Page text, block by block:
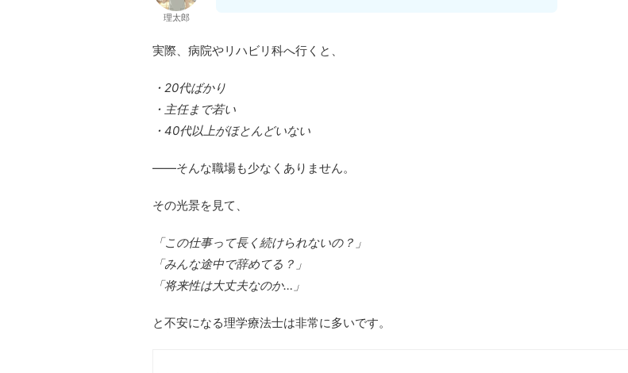
理太郎
実際、病院やリハビリ科へ行くと、
・20代ばかり
・主任まで若い
・40代以上がほとんどいない
――そんな職場も少なくありません。
その光景を見て、
「この仕事って長く続けられないの？」
「みんな途中で辞めてる？」
「将来性は大丈夫なのか…」
と不安になる理学療法士は非常に多いです。